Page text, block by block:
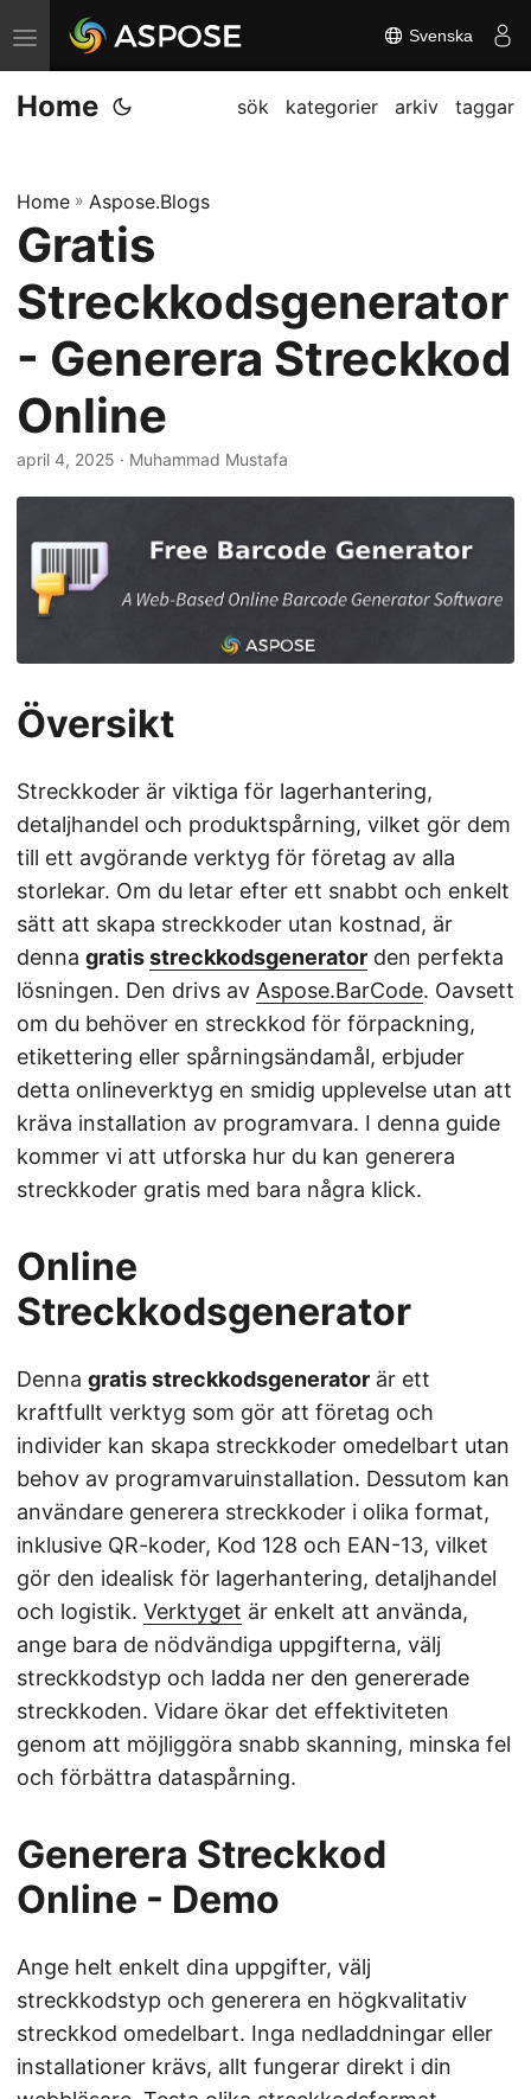
V
ä
x
n
a
i
t
i
o
Svenska
Home sök kategorier arkiv taggar
Home » Aspose.Blogs
Gratis
Streckkodsgenerator
- Generera Streckkod
Online
april 4, 2025 · Muhammad Mustafa
Översikt
Streckkoder är viktiga för lagerhantering,
detaljhandel och produktspårning, vilket gör dem
till ett avgörande verktyg för företag av alla
storlekar. Om du letar efter ett snabbt och enkelt
sätt att skapa streckkoder utan kostnad, är
denna gratisstreckkodsgenerator den perfekta
lösningen. Den drivs av Aspose.BarCode. Oavsett
om du behöver en streckkod för förpackning,
etikettering eller spårningsändamål, erbjuder
detta onlineverktyg en smidig upplevelse utan att
kräva installation av programvara. I denna guide
kommer vi att utforska hur du kan generera
streckkoder gratis med bara några klick.
Online
Streckkodsgenerator
Denna gratis streckkodsgenerator är ett
kraftfullt verktyg som gör att företag och
individer kan skapa streckkoder omedelbart utan
behov av programvaruinstallation. Dessutom kan
användare generera streckkoder i olika format,
inklusive QR-koder, Kod 128 och EAN-13, vilket
gör den idealisk för lagerhantering, detaljhandel
och logistik. Verktyget är enkelt att använda,
ange bara de nödvändiga uppgifterna, välj
streckkodstyp och ladda ner den genererade
streckkoden. Vidare ökar det effektiviteten
genom att möjliggöra snabb skanning, minska fel
och förbättra dataspårning.
Generera Streckkod
Online - Demo
Ange helt enkelt dina uppgifter, välj
streckkodstyp och generera en högkvalitativ
streckkod omedelbart. Inga nedladdningar eller
installationer krävs, allt fungerar direkt i din